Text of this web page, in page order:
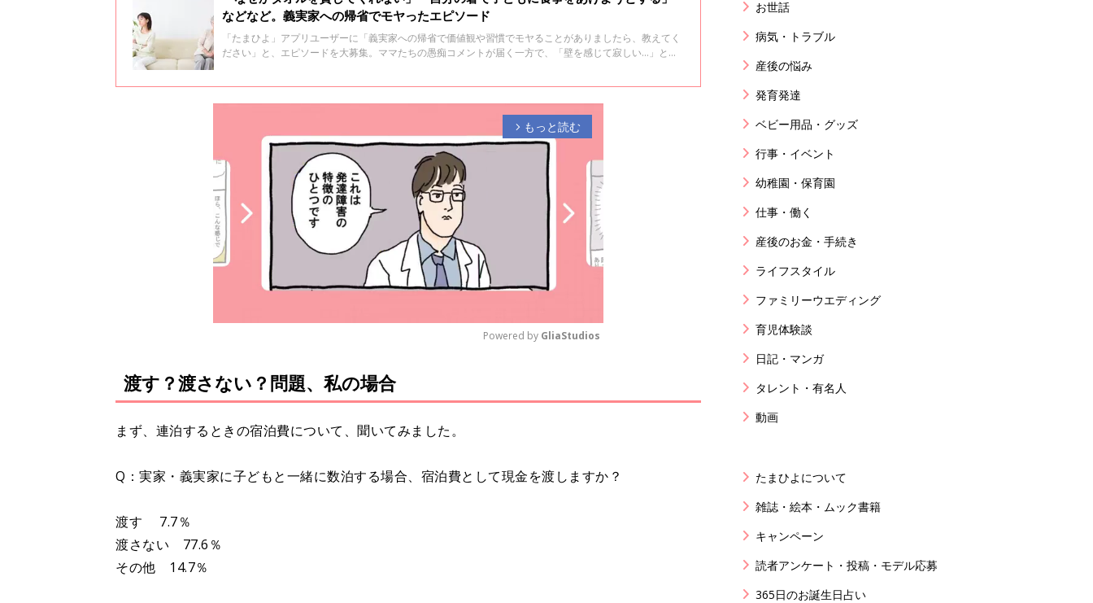
などなど。義実家への帰省でモヤったエピソード
「たまひよ」アプリユーザーに「義実家への帰省で価値観や習慣でモヤることがありましたら、教えてく
ださい」と、エピソードを大募集。ママたちの愚痴コメントが届く一方で、「壁を感じて寂しい…」とい
arrow_forward_ios もっと読む
u
Powered by GliaStudios
渡す？渡さない？問題、私の場合
まず、連泊するときの宿泊費について、聞いてみました。
Q：実家・義実家に子どもと一緒に数泊する場合、宿泊費として現金を渡しますか？
渡す 7.7％
渡さない 77.6％
その他 14.7％
お世話
病気・トラブル
産後の悩み
発育発達
ベビー用品・グッズ
行事・イベント
幼稚園・保育園
仕事・働く
産後のお金・手続き
ライフスタイル
ファミリーウエディング
育児体験談
日記・マンガ
タレント・有名人
動画
たまひよについて
雑誌・絵本・ムック書籍
キャンペーン
読者アンケート・投稿・モデル応募
365日のお誕生日占い